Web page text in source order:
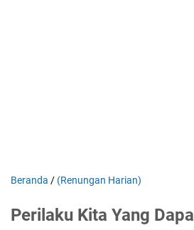
Beranda / (Renungan Harian)
Perilaku Kita Yang